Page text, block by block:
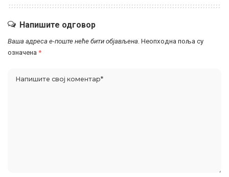
Напишите одговор
Ваша адреса е-поште неће бити објављена. Неопходна поља су
означена *